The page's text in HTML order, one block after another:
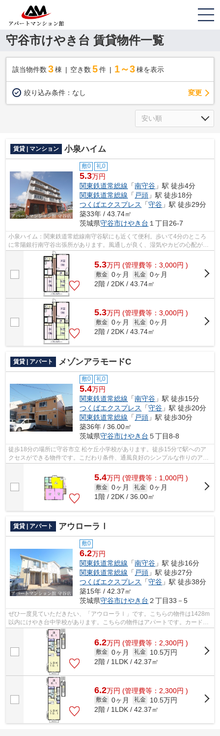
守谷市けやき台 賃貸物件一覧
該当物件数 3棟 空き数 5 件 1～3 棟を表示
絞り込み条件： なし 変更
賃貸 | マンション 小泉ハイム
敷0 礼0
5.3万円
関東鉄道常総線 「南守谷 」駅 徒歩4分
関東鉄道常総線 「 戸頭 」駅 徒歩18分
つくばエクスプレス
「守谷 」駅 徒歩29分
築33年 / 43.74㎡
茨城県守谷市けやき台 １丁目26-7
小泉ハイム：関東鉄道常総線南守谷駅にも近くて便利。歩いて4分のところ
に常陽銀行南守谷出張所があります。風通しが良く、湿気やカビの心配が少
ない物件です。景色を眺めることには心...
5.3万円 (管理費等：3,000円 )
敷金 0ヶ月 礼金 0ヶ月
2階 / 2DK / 43.74㎡
5.3万円 (管理費等：3,000円 )
敷金 0ヶ月 礼金 0ヶ月
2階 / 2DK / 43.74㎡
賃貸 | アパート メゾンアラモードC
敷0 礼0
5.4万円
関東鉄道常総線 「南守谷 」駅 徒歩15分
つくばエクスプレス
「守谷 」駅 徒歩20分
関東鉄道常総線 「 戸頭 」駅 徒歩30分
築36年 / 36.00㎡
茨城県守谷市けやき台 ５丁目8-8
徒歩18分の場所に守谷市立 松ケ丘小学校があります。徒歩15分で駅へのア
クセスができる物件です。こだわり条件、通風良好のシンプルな作りのアパ
ートです。気分が落ちた時には換気でリ...
5.4万円 (管理費等：1,000円 )
敷金 0ヶ月 礼金 0ヶ月
1階 / 2DK / 36.00㎡
賃貸 | アパート アウローラⅠ
敷0
6.2万円
関東鉄道常総線 「南守谷 」駅 徒歩16分
関東鉄道常総線 「 戸頭 」駅 徒歩27分
つくばエクスプレス
「守谷 」駅 徒歩38分
築15年 / 42.37㎡
茨城県守谷市けやき台 ２丁目33－5
ぜひ一度見ていただきたい、「アウローラⅠ」です。こちらの物件は1428m
以内にけやき台中学校があります。こちらの物件はアパートです。カード決
済で手元にお金がなくても初期費用や家...
6.2万円 (管理費等：2,300円 )
敷金 0ヶ月 礼金
10.5万円
2階 / 1LDK / 42.37㎡
6.2万円 (管理費等：2,300円 )
敷金 0ヶ月 礼金
10.5万円
2階 / 1LDK / 42.37㎡